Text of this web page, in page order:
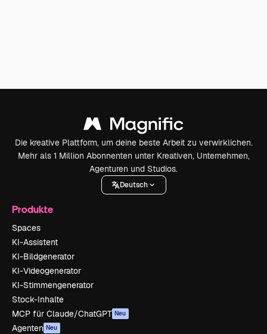
Die kreative Plattform, um deine beste Arbeit zu verwirklichen.
Mehr als 1 Million Abonnenten unter Kreativen, Unternehmen,
Agenturen und Studios.
Deutsch
Produkte
Spaces
KI-Assistent
KI-Bildgenerator
KI-Videogenerator
KI-Stimmengenerator
Stock-Inhalte
MCP für Claude/ChatGPT Neu
Agenten Neu